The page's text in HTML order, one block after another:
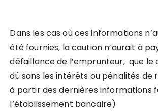
Dans les cas où ces informations
été fournies, la caution n’aurait à
défaillance de l’emprunteur, que
dû sans les intérêts ou pénalités de
à partir des dernières informations
l’établissement bancaire)